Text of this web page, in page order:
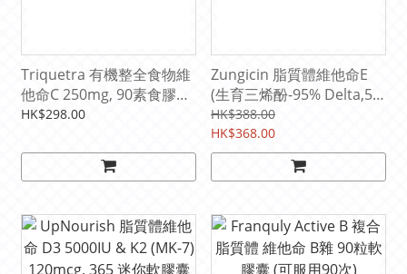
Triquetra 有機整全食物維
他命C 250mg, 90素食膠囊
(可服用90次)
HK$298.00
Zungicin 脂質體維他命E
(生育三烯酚-95% Delta,5%
Gamma) 60 粒軟膠囊 (可
服用60次)
HK$388.00
HK$368.00